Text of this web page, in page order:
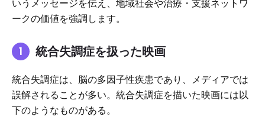
いうメッセージを伝え、地域社会や治療・支援ネットワ
ークの価値を強調します。
統合失調症を扱った映画
統合失調症は、脳の多因子性疾患であり、メディアでは
誤解されることが多い。統合失調症を描いた映画には以
下のようなものがある。